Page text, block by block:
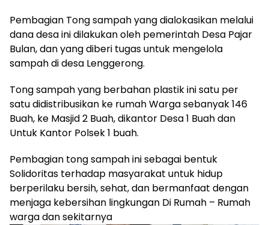
Pembagian Tong sampah yang dialokasikan melalui
dana desa ini dilakukan oleh pemerintah Desa Pajar
Bulan, dan yang diberi tugas untuk mengelola
sampah di desa Lenggerong.
Tong sampah yang berbahan plastik ini satu per
satu didistribusikan ke rumah Warga sebanyak 146
Buah, ke Masjid 2 Buah, dikantor Desa 1 Buah dan
Untuk Kantor Polsek 1 buah.
Pembagian tong sampah ini sebagai bentuk
Solidoritas terhadap masyarakat untuk hidup
berperilaku bersih, sehat, dan bermanfaat dengan
menjaga kebersihan lingkungan Di Rumah – Rumah
warga dan sekitarnya